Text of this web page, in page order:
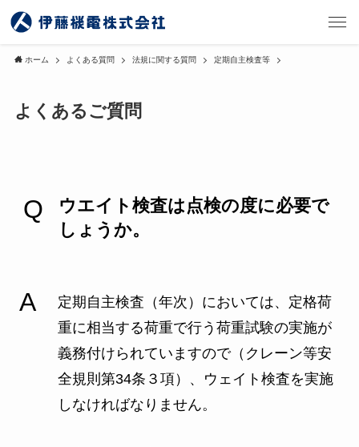
ホーム よくある質問 法規に関する質問 定期自主検査等
よくあるご質問
ウエイト検査は点検の度に必要で
しょうか。
定期自主検査（年次）においては、定格荷
重に相当する荷重で行う荷重試験の実施が
義務付けられていますので（クレーン等安
全規則第34条３項）、ウェイト検査を実施
しなければなりません。